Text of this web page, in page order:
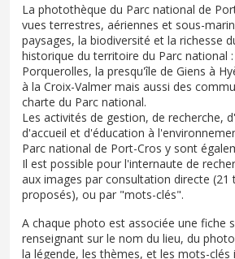
La photothèque du Parc national de
vues terrestres, aériennes et sous-
paysages, la biodiversité et la richesse
historique du territoire du Parc national
Porquerolles, la presqu'île de Giens à
à la Croix-Valmer mais aussi des
charte du Parc national.
Les activités de gestion, de recherche,
d'accueil et d'éducation à
Parc national de Port-Cros y sont
Il est possible pour l'internaute de
aux images par consultation directe (21
proposés), ou par "mots-clés".
A chaque photo est associée une fiche
renseignant sur le nom du lieu, du
la légende, les thèmes, et les mots-clés